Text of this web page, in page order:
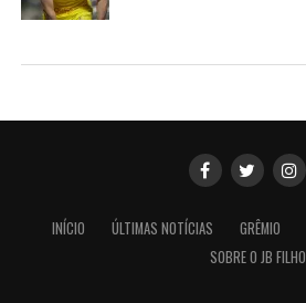
INÍCIO ÚLTIMAS NOTÍCIAS GRÊMIO
SOBRE O JB FILHO